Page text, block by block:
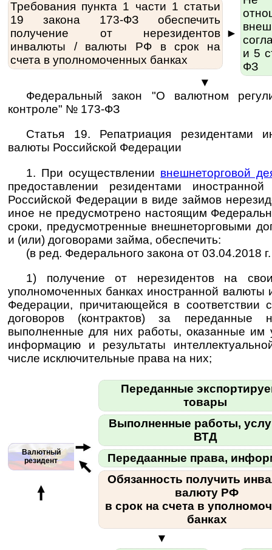
Требования пункта 1 части 1 статьи
19 закона 173-ФЗ обес­пе­чить
получение от нерезидентов
инвалюты / ва­лю­ты РФ в срок на
счета в уполномоченных банках
►
и 5
ФЗ
▼
Федеральный закон "О валютном
контроле" № 173-ФЗ
Статья 19. Репатриация резидентами
валюты Российской Федерации
1. При осуществлении внешнеторговой
предоставлении резидентами
Российской Федерации в виде займов
иное не предусмотрено настоящим
сроки, предусмотренные внешнеторговыми
и (или) договорами займа, обеспечить:
(в ред. Федерального закона от 03.04.2018
1) получение от нерезидентов на
уполномоченных банках иностранной валюты
Федерации, причитающейся в соответствии
договоров (контрактов) за переданные
выполненные для них работы, оказанные им
информацию и результаты
числе исключительные права на них;
Валютный
резидент
Переданные
товары
Выполненные работы,
ВТД
Передаанные права,
Обязанность получить
валюту РФ
в срок на счета в
банках
▼